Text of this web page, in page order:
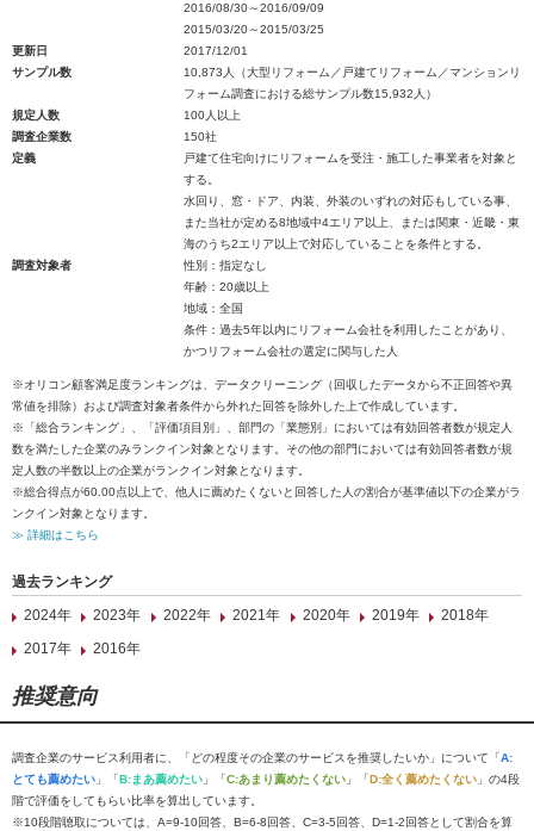
2016/08/30～2016/09/09
2015/03/20～2015/03/25
更新日
2017/12/01
サンプル数
10,873人（大型リフォーム／戸建てリフォーム／マンションリ
フォーム調査における総サンプル数15,932人）
規定人数
100人以上
調査企業数
150社
定義
戸建て住宅向けにリフォームを受注・施工した事業者を対象と
する。
水回り、窓・ドア、内装、外装のいずれの対応もしている事、
また当社が定める8地域中4エリア以上、または関東・近畿・東
海のうち2エリア以上で対応していることを条件とする。
調査対象者
性別：指定なし
年齢：20歳以上
地域：全国
条件：過去5年以内にリフォーム会社を利用したことがあり、
かつリフォーム会社の選定に関与した人
※オリコン顧客満足度ランキングは、データクリーニング（回収したデータから不正回答や異
常値を排除）および調査対象者条件から外れた回答を除外した上で作成しています。
※「総合ランキング」、「評価項目別」、部門の「業態別」においては有効回答者数が規定人
数を満たした企業のみランクイン対象となります。その他の部門においては有効回答者数が規
定人数の半数以上の企業がランクイン対象となります。
※総合得点が60.00点以上で、他人に薦めたくないと回答した人の割合が基準値以下の企業がラ
ンクイン対象となります。
≫ 詳細はこちら
過去ランキング
2024年
2023年 2022年 2021年 2020年 2019年
2018年
2017年
2016年
推奨意向
調査企業のサービス利用者に、「どの程度その企業のサービスを推奨したいか」について「A:
とても薦めたい 」「B:まあ薦めたい 」「C:あまり薦めたくない 」「D:全く薦めたくない 」の4段
階で評価をしてもらい比率を算出しています。
※10段階聴取については、A=9-10回答、B=6-8回答、C=3-5回答、D=1-2回答として割合を算